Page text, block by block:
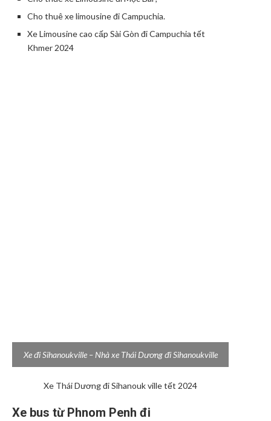
Cho thuê xe limousine đi Campuchia.
Xe Limousine cao cấp Sài Gòn đi Campuchia tết
Khmer 2024
Xe đi Sihanoukville – Nhà xe Thái Dương đi Sihanoukville
Xe Thái Dương đi Sihanouk ville tết 2024
Xe bus từ Phnom Penh đi